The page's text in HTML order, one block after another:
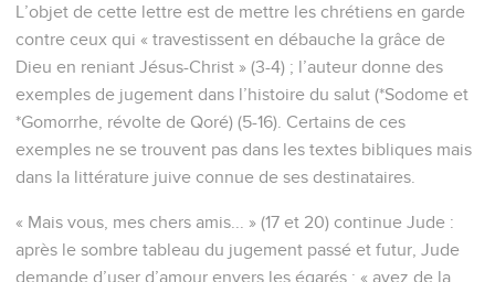
L’objet de cette lettre est de mettre les chrétiens en garde
contre ceux qui « travestissent en débauche la grâce de
Dieu en reniant Jésus-Christ » (3-4) ; l’auteur donne des
exemples de jugement dans l’histoire du salut (*Sodome et
*Gomorrhe, révolte de Qoré) (5-16). Certains de ces
exemples ne se trouvent pas dans les textes bibliques mais
dans la littérature juive connue de ses destinataires.
« Mais vous, mes chers amis... » (17 et 20) continue Jude :
après le sombre tableau du jugement passé et futur, Jude
demande d’user d’amour envers les égarés : « ayez de la